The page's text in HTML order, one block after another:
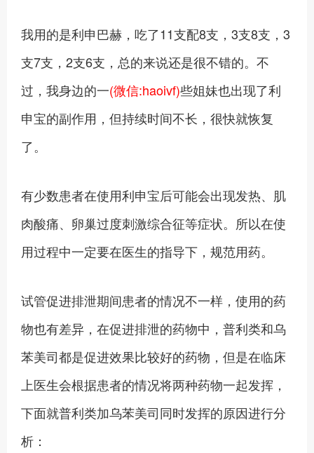
我用的是利申巴赫，吃了11支配8支，3支8支，3
支7支，2支6支，总的来说还是很不错的。不
过，我身边的一(微信:haoivf)些姐妹也出现了利
申宝的副作用，但持续时间不长，很快就恢复
了。
有少数患者在使用利申宝后可能会出现发热、肌
肉酸痛、卵巢过度刺激综合征等症状。所以在使
用过程中一定要在医生的指导下，规范用药。
试管促进排泄期间患者的情况不一样，使用的药
物也有差异，在促进排泄的药物中，普利类和乌
苯美司都是促进效果比较好的药物，但是在临床
上医生会根据患者的情况将两种药物一起发挥，
下面就普利类加乌苯美司同时发挥的原因进行分
析：